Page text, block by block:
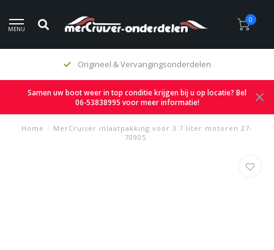
MENU
0
Origineel & Vervangingsonderdelen
Samen uw boot weer in top conditie krijgen bij u op locatie? Bel
06-53838995 voor meer informatie!
Home / MerCruiser inlaatpakking voor 3.7 liter motoren 27-
70905